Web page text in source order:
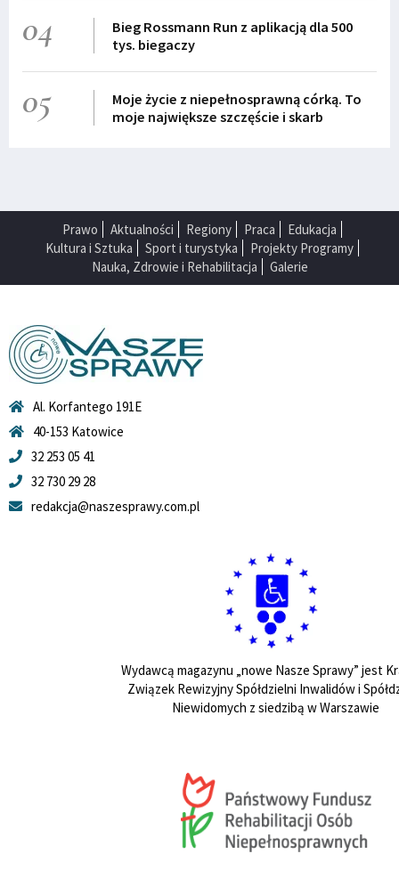
04
Bieg Rossmann Run z aplikacją dla 500
tys. biegaczy
05
Moje życie z niepełnosprawną córką. To
moje największe szczęście i skarb
Prawo Aktualności Regiony Praca
Edukacja
Kultura i Sztuka
Sport i turystyka
Projekty Programy
Nauka, Zdrowie i Rehabilitacja
Galerie
Al. Korfantego 191E
40-153 Katowice
32 253 05 41
32 730 29 28
redakcja@naszesprawy.com.pl
Wydawcą magazynu „nowe Nasze Sprawy” jest
Związek Rewizyjny Spółdzielni Inwalidów i
Niewidomych z siedzibą w Warszawie